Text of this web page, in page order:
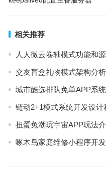
相关推荐
人人微云卷轴模式功能和
交友盲盒礼物模式架构分析
城市酷选排队免单APP系
链动2+1模式系统开发设计
扭蛋兔潮玩宇宙APP玩法
啄木鸟家庭维修小程序开